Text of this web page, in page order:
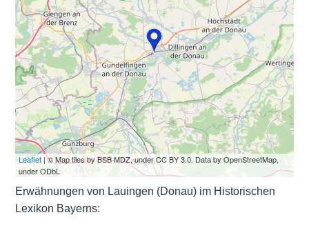
Leaflet| © Map tiles by BSB MDZ, under CC BY 3.0. Data by OpenStreetMap,
under ODbL
Erwähnungen von Lauingen (Donau) im Historischen
Lexikon Bayerns: